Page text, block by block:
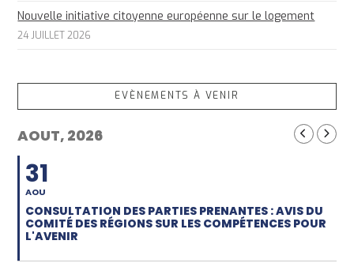
Nouvelle initiative citoyenne européenne sur le logement
24 JUILLET 2026
EVÈNEMENTS À VENIR
AOUT, 2026
31
AOU
CONSULTATION DES PARTIES PRENANTES : AVIS DU
COMITÉ DES RÉGIONS SUR LES COMPÉTENCES POUR
L'AVENIR